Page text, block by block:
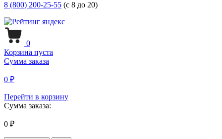
8 (800) 200-25-55 (с 8 до 20)
0
Корзина пуста
Сумма заказа
0 ₽
Перейти в корзину
Сумма заказа:
0 ₽